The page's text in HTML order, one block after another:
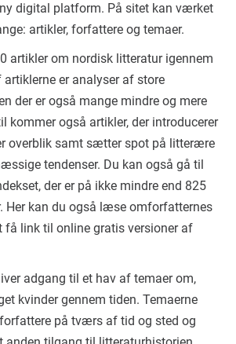
digital platform. På sitet kan værket
artikler, forfattere og temaer.
artikler om nordisk litteratur igennem
artiklerne er analyser af store
der er også mange mindre og mere
kommer også artikler, der introducerer
overblik samt sætter spot på litterære
tendenser. Du kan også gå til
der er på ikke mindre end 825
kan du også læse omforfatternes
link til online gratis versioner af
adgang til et hav af temaer om,
kvinder gennem tiden. Temaerne
på tværs af tid og sted og